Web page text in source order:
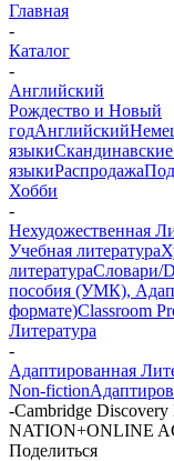
Главная
-
Каталог
-
Английский
Рождество и Новый
годАнглийский
языки
языкиРаспродажа
Хобби
-
Нехудожественная
Учебная литература
литератураСловари/
пособия (УМК),
формате)Classroom
Литература
-
Адаптированная
Non-fiction
-Cambridge
NATION+ONLINE
Поделиться